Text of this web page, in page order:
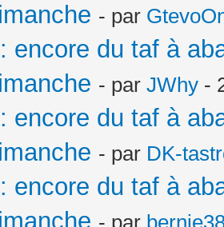
- par
encore du taf à
- par JWhy -
encore du taf à
- par DK-
encore du taf à
- par